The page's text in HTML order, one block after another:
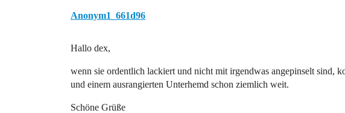
Anonym1_661d96
Hallo dex,
wenn sie ordentlich lackiert und nicht mit irgendwas angepinselt sind,
und einem ausrangierten Unterhemd schon ziemlich weit.
Schöne Grüße